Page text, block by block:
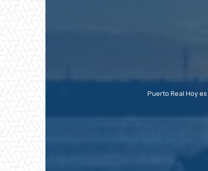
Puerto Real Hoy